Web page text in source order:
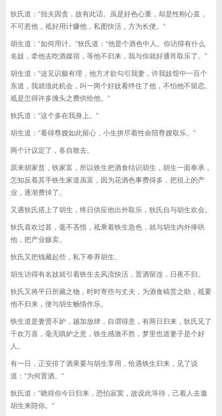
狄氏道：“拙夫因贪，故有此话。虽是好色心重，却是性刚心直，
不可惹他，祗好用计赚他，私图快活，方为长便。”
胡生道：“如何用计。”狄氏道：“他是个酒色中人。你访得有什么
名妓，牵他去吃酒媒宿，等他不归来，我与你就好通宵取乐了。”
胡生道：“这见识极有理，他方才欲勾引我妻，许我妓馆中一百个
东道，我就借此机会，叫一两个好妓看绊住了他，不怕他不留恋。
祗是怎得许多缠头之费供给他。”
狄氏道：“这个多在我身上。”
胡生道：“看得尊嫂如此留心，小生拼尽着性命陪尊嫂取乐。”
两个计议定了，各自散去。
原来胡家贫，铁家富，所以铁生把酒食结识胡生，胡生一面奉承，
怎知反着其手铁生家道虽富，因为花酒色事费得多，把祖上的产
业，逐渐费掉了。
又遇狄氏搭上了胡生，终日供应他出外取乐，狄氏自与胡生欢会。
狄氏喜欢过甚，毫不吝惜，祗乘着铁生急色，就与胡生内外捧哄
他，把产业贩卖。
狄氏又把钱藏起些，私下奉养胡生。
胡生访得有名妓就引着铁生去风流快活，置酒留连，日夜不归。
狄氏又将平日所藏之物，时时寄些与丈夫，为酒食稿赏之助，祗要
他不归来，便与胡生畅情作乐。
铁生道是妻贤不妒，越加放肆，自谓得意，有两日归来，狄氏见了
千欢万喜，毫无嗔妒之意，铁生感激不胜，梦里也道妻子是个好
人。
有一日，正安排了酒果要与胡生享用，恰遇铁生归来，见了说
道：“为何置酒。”
狄氏道：“晓得你今日归来，恐怕寂寞，故设此等待，己着人去邀
胡生来陪你。”